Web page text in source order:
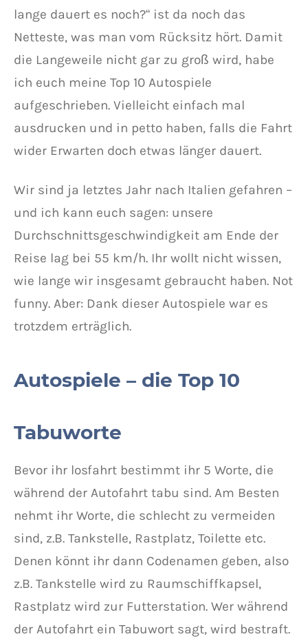
lange dauert es noch?“ ist da noch das
Netteste, was man vom Rücksitz hört. Damit
die Langeweile nicht gar zu groß wird, habe
ich euch meine Top 10 Autospiele
aufgeschrieben. Vielleicht einfach mal
ausdrucken und in petto haben, falls die Fahrt
wider Erwarten doch etwas länger dauert.
Wir sind ja letztes Jahr nach Italien gefahren –
und ich kann euch sagen: unsere
Durchschnittsgeschwindigkeit am Ende der
Reise lag bei 55 km/h. Ihr wollt nicht wissen,
wie lange wir insgesamt gebraucht haben. Not
funny. Aber: Dank dieser Autospiele war es
trotzdem erträglich.
Autospiele – die Top 10
Tabuworte
Bevor ihr losfahrt bestimmt ihr 5 Worte, die
während der Autofahrt tabu sind. Am Besten
nehmt ihr Worte, die schlecht zu vermeiden
sind, z.B. Tankstelle, Rastplatz, Toilette etc.
Denen könnt ihr dann Codenamen geben, also
z.B. Tankstelle wird zu Raumschiffkapsel,
Rastplatz wird zur Futterstation. Wer während
der Autofahrt ein Tabuwort sagt, wird bestraft.